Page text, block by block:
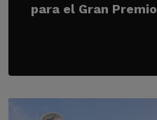
para el Gran